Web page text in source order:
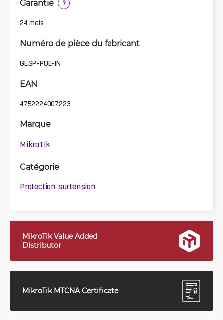
Garantie ?
24 mois
Numéro de pièce du fabricant
GESP+POE-IN
EAN
4752224007223
Marque
MikroTik
Catégorie
Protection surtension
MikroTik Value Added
Distributor
MikroTik MTCNA Certificate